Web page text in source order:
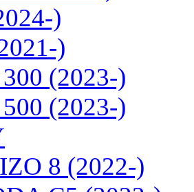
)
)
(2023-)
(2023-)
8 (2022-)